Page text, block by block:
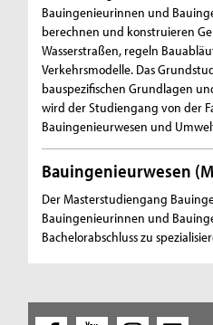
Bauingenieurinnen und
berechnen und konstruieren
Wasserstraßen, regeln
Verkehrsmodelle. Das
bauspezifischen Grundlagen
wird der Studiengang von der
Bauingenieurwesen und
Bauingenieurwesen
Der Masterstudiengang
Bauingenieurinnen und
Bachelorabschluss zu